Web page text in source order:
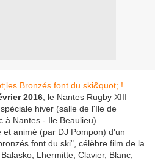
2016 , le Nantes Rugby XIII
hiver (salle de l'Ile de
à Nantes - Ile Beaulieu).
animé (par DJ Pompon) d'un
font du ski", célèbre film de la
Lhermitte, Clavier, Blanc,